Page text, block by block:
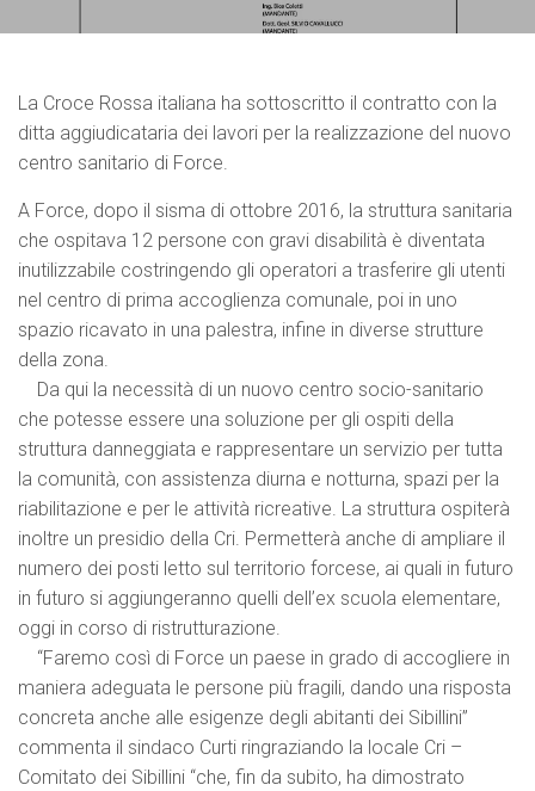
La Croce Rossa italiana ha sottoscritto il contratto con la
ditta aggiudicataria dei lavori per la realizzazione del nuovo
centro sanitario di Force.
A Force, dopo il sisma di ottobre 2016, la struttura sanitaria
che ospitava 12 persone con gravi disabilità è diventata
inutilizzabile costringendo gli operatori a trasferire gli utenti
nel centro di prima accoglienza comunale, poi in uno
spazio ricavato in una palestra, infine in diverse strutture
della zona.
Da qui la necessità di un nuovo centro socio-sanitario
che potesse essere una soluzione per gli ospiti della
struttura danneggiata e rappresentare un servizio per tutta
la comunità, con assistenza diurna e notturna, spazi per la
riabilitazione e per le attività ricreative. La struttura ospiterà
inoltre un presidio della Cri. Permetterà anche di ampliare il
numero dei posti letto sul territorio forcese, ai quali in futuro
in futuro si aggiungeranno quelli dell’ex scuola elementare,
oggi in corso di ristrutturazione.
“Faremo così di Force un paese in grado di accogliere in
maniera adeguata le persone più fragili, dando una risposta
concreta anche alle esigenze degli abitanti dei Sibillini”
commenta il sindaco Curti ringraziando la locale Cri –
Comitato dei Sibillini “che, fin da subito, ha dimostrato